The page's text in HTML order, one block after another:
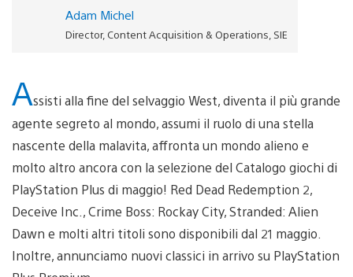
Adam Michel
Director, Content Acquisition & Operations, SIE
Assisti alla fine del selvaggio West, diventa il più grande
agente segreto al mondo, assumi il ruolo di una stella
nascente della malavita, affronta un mondo alieno e
molto altro ancora con la selezione del Catalogo giochi di
PlayStation Plus di maggio! Red Dead Redemption 2,
Deceive Inc., Crime Boss: Rockay City, Stranded: Alien
Dawn e molti altri titoli sono disponibili dal 21 maggio.
Inoltre, annunciamo nuovi classici in arrivo su PlayStation